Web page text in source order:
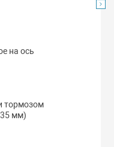
на ось
тормозом
мм)